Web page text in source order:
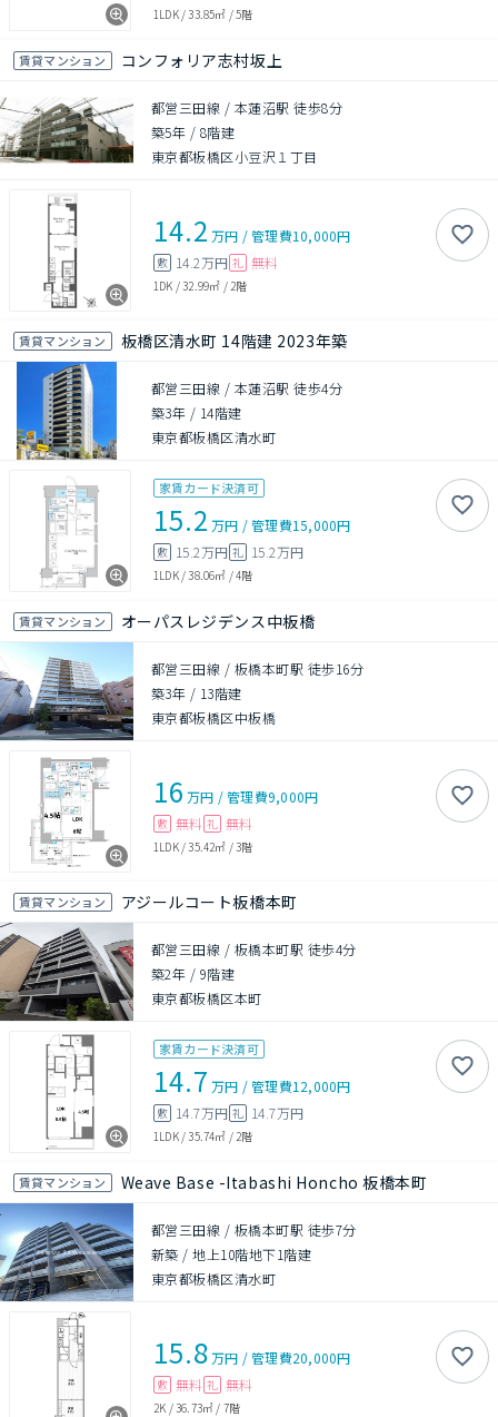
1LDK/33.85㎡ /5階
賃貸マンション コンフォリア志村坂上
都営三田線 / 本蓮沼駅 徒歩8分
築5年 / 8階建
東京都板橋区小豆沢１丁目
14.2 万円 /管理費10,000円
敷 14.2万円 礼 無料
1DK /32.99㎡ / 2階
賃貸マンション 板橋区清水町 14階建 2023年築
都営三田線 / 本蓮沼駅 徒歩4分
築3年 / 14階建
東京都板橋区清水町
家賃カード決済可
15.2 万円 /管理費15,000円
敷 15.2万円 礼 15.2万円
1LDK/38.06㎡ /4階
賃貸マンション オーパスレジデンス中板橋
都営三田線 / 板橋本町駅 徒歩16分
築3年 / 13階建
東京都板橋区中板橋
16 万円 /管理費9,000円
敷 無料 礼 無料
1LDK/35.42㎡ /3階
賃貸マンション アジールコート板橋本町
都営三田線 / 板橋本町駅 徒歩4分
築2年 / 9階建
東京都板橋区本町
家賃カード決済可
14.7 万円 /管理費12,000円
敷 14.7万円 礼 14.7万円
1LDK/35.74㎡ /2階
賃貸マンション Weave Base -Itabashi Honcho 板橋本町
都営三田線 / 板橋本町駅 徒歩7分
新築 /地上10階地下1階建
東京都板橋区清水町
15.8万円 /管理費20,000円
敷 無料 礼 無料
2K /36.73㎡ / 7階